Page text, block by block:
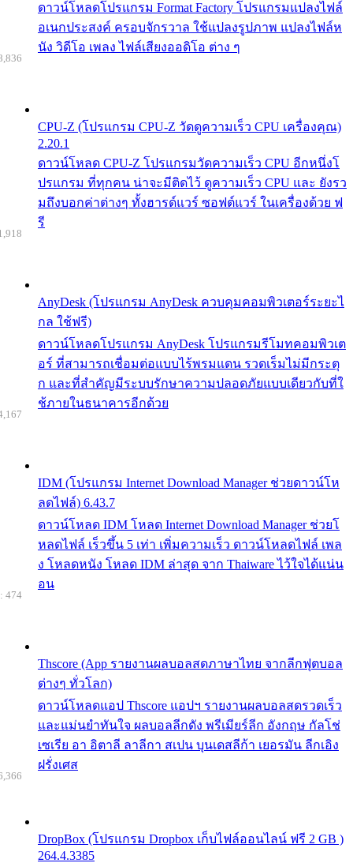
ดาวน์โหลดโปรแกรม Format Factory โปรแกรมแปลงไฟล์
อเนกประสงค์ ครอบจักรวาล ใช้แปลงรูปภาพ แปลงไฟล์ห
นัง วิดีโอ เพลง ไฟล์เสียงออดิโอ ต่าง ๆ
CPU-Z (โปรแกรม CPU-Z วัดดูความเร็ว CPU เครื่องคุณ)
2.20.1
ดาวน์โหลด CPU-Z โปรแกรมวัดความเร็ว CPU อีกหนึ่งโ
ปรแกรม ที่ทุกคน น่าจะมีติดไว้ ดูความเร็ว CPU และ ยังรว
มถึงบอกค่าต่างๆ ทั้งฮารด์แวร์ ซอฟต์แวร์ ในเครื่องด้วย ฟ
รี
AnyDesk (โปรแกรม AnyDesk ควบคุมคอมพิวเตอร์ระยะไ
กล ใช้ฟรี)
ดาวน์โหลดโปรแกรม AnyDesk โปรแกรมรีโมทคอมพิวเต
อร์ ที่สามารถเชื่อมต่อแบบไร้พรมแดน รวดเร็มไม่มีกระตุ
ก และที่สำคัญมีระบบรักษาความปลอดภัยแบบเดียวกับที่ใ
ช้ภายในธนาคารอีกด้วย
IDM (โปรแกรม Internet Download Manager ช่วยดาวน์โห
ลดไฟล์) 6.43.7
ดาวน์โหลด IDM โหลด Internet Download Manager ช่วยโ
หลดไฟล์ เร็วขึ้น 5 เท่า เพิ่มความเร็ว ดาวน์โหลดไฟล์ เพล
ง โหลดหนัง โหลด IDM ล่าสุด จาก Thaiware ไว้ใจได้แน่น
อน
Thscore (App รายงานผลบอลสดภาษาไทย จากลีกฟุตบอล
ต่างๆ ทั่วโลก)
ดาวน์โหลดแอป Thscore แอปฯ รายงานผลบอลสดรวดเร็ว
และแม่นยำทันใจ ผลบอลลีกดัง พรีเมียร์ลีก อังกฤษ กัลโช่
เซเรีย อา อิตาลี ลาลีกา สเปน บุนเดสลีก้า เยอรมัน ลีกเอิง
ฝรั่งเศส
474
DropBox (โปรแกรม Dropbox เก็บไฟล์ออนไลน์ ฟรี 2 GB )
264.4.3385